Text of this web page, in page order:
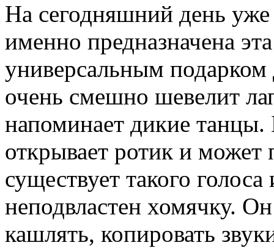
На сегодняшний день
именно предназначена
универсальным
очень смешно шевелит
напоминает дикие танцы.
открывает ротик и
существует такого
неподвластен хомячку.
кашлять, копировать